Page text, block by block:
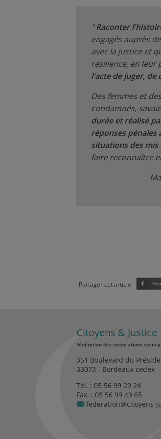
"Raconter
engagés auprès
avec la justice et
résilience, en leur
l'acte de juger, de
Des femmes et
condamnés,
durée et réalisé
réponses pénales
situations des mis
faire reconnaître
Partager cet article
Citoyens & Justice
Fédération des associations socio-
351 Boulevard du
33073 - Bordeaux cedex
Tél. : 05 56 99 29 24
Fax. : 05 56 99 49 65
federation@citoyens-